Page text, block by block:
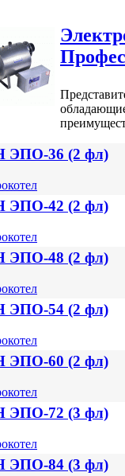
ЭПО-36 (2 фл)
ЭПО-42 (2 фл)
ЭПО-48 (2 фл)
ЭПО-54 (2 фл)
ЭПО-60 (2 фл)
ЭПО-72 (3 фл)
ЭПО-84 (3 фл)